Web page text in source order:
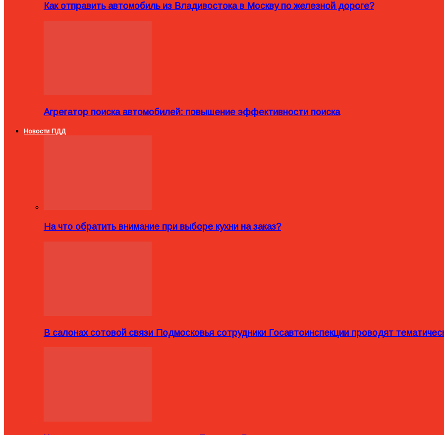
Как отправить автомобиль из Владивостока в Москву по железной дороге?
Агрегатор поиска автомобилей: повышение эффективности поиска
Новости ПДД
На что обратить внимание при выборе кухни на заказ?
В салонах сотовой связи Подмосковья сотрудники Госавтоинспекции проводят